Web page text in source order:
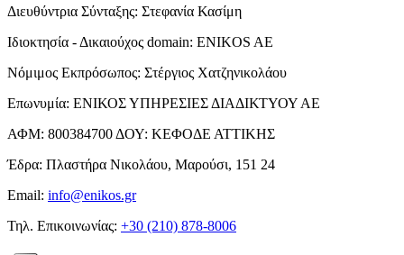
Διευθύντρια Σύνταξης: Στεφανία Κασίμη
Ιδιοκτησία - Δικαιούχος domain: ENIKOS AE
Νόμιμος Εκπρόσωπος: Στέργιος Χατζηνικολάου
Επωνυμία: ΕΝΙΚΟΣ ΥΠΗΡΕΣΙΕΣ ΔΙΑΔΙΚΤΥΟΥ ΑΕ
ΑΦΜ: 800384700 ΔΟΥ: ΚΕΦΟΔΕ ΑΤΤΙΚΗΣ
Έδρα: Πλαστήρα Νικολάου, Μαρούσι, 151 24
Email: info@enikos.gr
Τηλ. Επικοινωνίας: +30 (210) 878-8006